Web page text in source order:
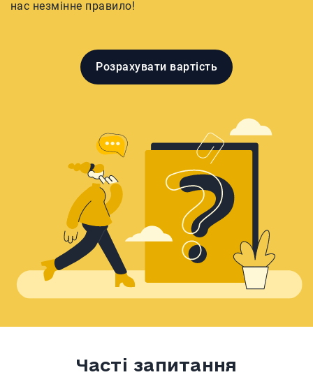
нас незмінне правило!
Розрахувати вартість
Часті запитання